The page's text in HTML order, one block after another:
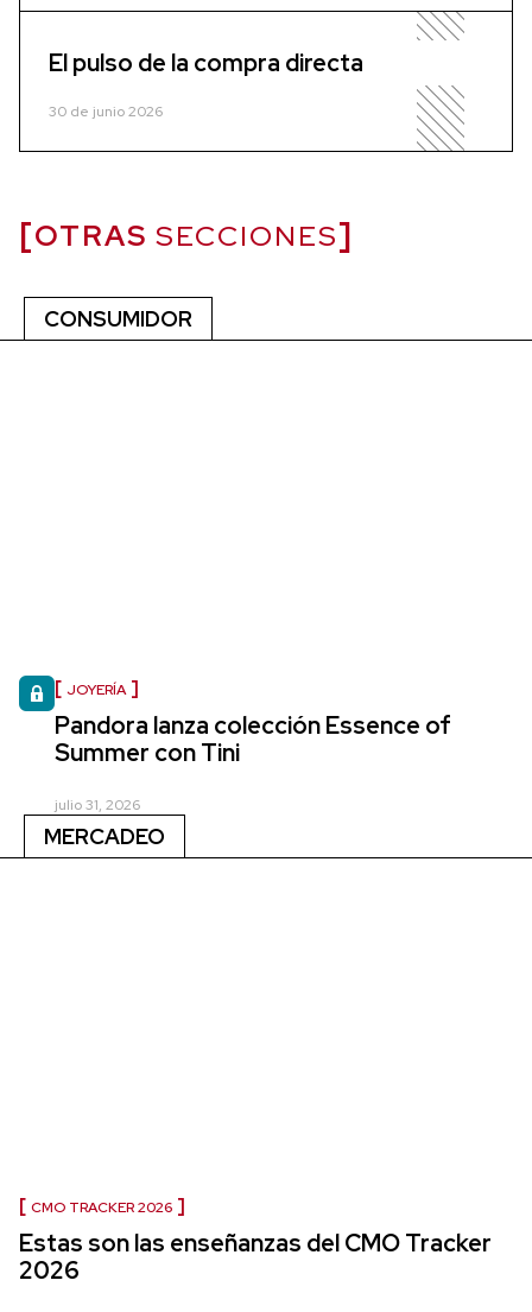
El pulso de la compra directa
30 de junio 2026
OTRAS SECCIONES
CONSUMIDOR
JOYERÍA
Pandora lanza colección Essence of
Summer con Tini
julio 31, 2026
MERCADEO
CMO TRACKER 2026
Estas son las enseñanzas del CMO Tracker
2026